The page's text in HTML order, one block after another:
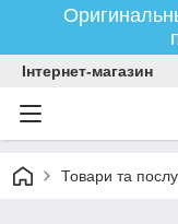
Інтернет-магазин
Товари та